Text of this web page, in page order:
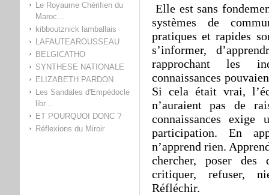
Le Royaume Chérifien du
Maroc...
kibboutznick lamballais
LAFAUTEAROUSSEAU
BELGICATHO
SYNTHESE NATIONALE
ELIZABETH PARDON
Les Sandales d'Empédocle
libr...
ET POURQUOI DONC ?
Réflexions du Miroir
Elle est sans
systèmes de
pratiques et rapides
s’informer,
rapprochant les
connaissances
Si cela était vrai,
n’auraient pas de
connaissances
participation. En
n’apprend rien.
chercher, poser des
critiquer, refuser,
Réfléchir.